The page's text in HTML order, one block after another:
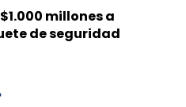
millones a
de seguridad